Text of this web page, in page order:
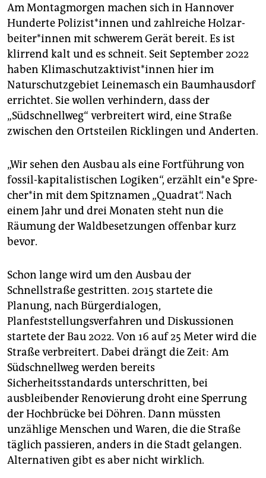
abo
genossenschaft
epaper login
Am Montagmorgen machen sich in Hannover
Hunderte Po­li­zis­t*in­nen und zahlreiche Holz­ar­
bei­te­r*in­nen mit schwerem Gerät bereit. Es ist
klirrend kalt und es schneit. Seit September 2022
haben Kli­ma­schutz­ak­ti­vis­t*in­nen hier im
Naturschutzgebiet Leinemasch ein Baumhausdorf
errichtet. Sie wollen verhindern, dass der
„Südschnellweg“ verbreitert wird, eine Straße
zwischen den Ortsteilen Ricklingen und Anderten.
„Wir sehen den Ausbau als eine Fortführung von
fossil-kapitalistischen Logiken“, erzählt ein*e Spre­
che­r*in mit dem Spitznamen „Quadrat“. Nach
einem Jahr und drei Monaten steht nun die
Räumung der Waldbesetzungen offenbar kurz
bevor.
Schon lange wird um den Ausbau der
Schnellstraße gestritten. 2015 startete die
Planung, nach Bürgerdialogen,
Planfeststellungsverfahren und Diskussionen
startete der Bau 2022. Von 16 auf 25 Meter wird die
Straße verbreitert. Dabei drängt die Zeit: Am
Südschnellweg werden bereits
Sicherheitsstandards unterschritten, bei
ausbleibender Renovierung droht eine Sperrung
der Hochbrücke bei Döhren. Dann müssten
unzählige Menschen und Waren, die die Straße
täglich passieren, anders in die Stadt gelangen.
Alternativen gibt es aber nicht wirklich.